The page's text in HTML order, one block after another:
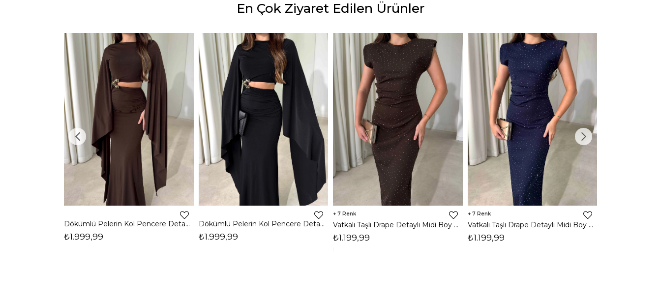
En Çok Ziyaret Edilen Ürünler
Dökümlü Pelerin Kol Pencere Detaylı Maxi Kahverengi Arlev Kadın Elbise 26Y511
₺1.999,99
Dökümlü Pelerin Kol Pencere Detaylı Maxi Siyah Arlev Kadın Elbise 26Y511
₺1.999,99
7
Vatkalı Taşlı Drape Detaylı Midi Boy Kahverengi Jesep Kadın Elbise 26Y282
₺1.199,99
7
Vatkalı Taşlı Drape Detaylı Midi Boy Lacivert Jesep Kadın Elbise 26Y282
₺1.199,99